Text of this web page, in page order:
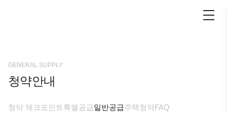
GENERAL SUPPLY
청약안내
청약 체크포인트 특별공급일반공급주택청약FAQ